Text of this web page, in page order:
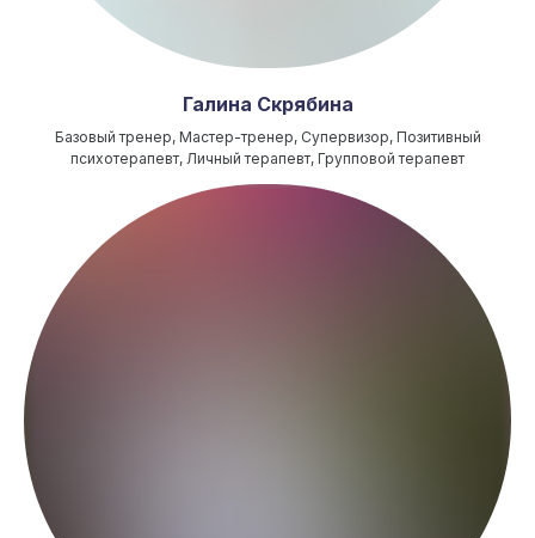
Галина Скрябина
Базовый тренер, Мастер-тренер, Супервизор, Позитивный
психотерапевт, Личный терапевт, Групповой терапевт